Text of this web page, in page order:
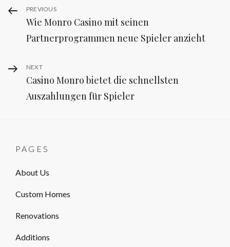
Post
navigation
Previous
Post
PREVIOUS
Wie Monro Casino mit seinen
Partnerprogrammen neue Spieler anzieht
Next
Post
NEXT
Casino Monro bietet die schnellsten
Auszahlungen für Spieler
PAGES
About Us
Custom Homes
Renovations
Additions